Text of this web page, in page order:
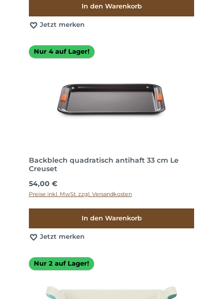
In den Warenkorb
Jetzt merken
Nur 4 auf Lager!
Backblech quadratisch antihaft 33 cm Le
Creuset
Regulärer Preis:
54,00 €
Preise inkl. MwSt. zzgl. Versandkosten
In den Warenkorb
Jetzt merken
Nur 2 auf Lager!